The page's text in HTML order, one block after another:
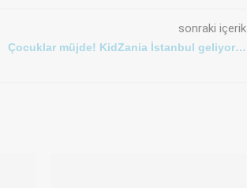
sonraki içerik
Çocuklar müjde! KidZania İstanbul geliyor…